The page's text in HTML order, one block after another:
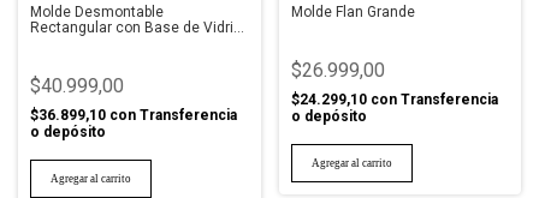
Molde Desmontable
Rectangular con Base de Vidrio
$40.999,00
$36.899,10 con Transferencia
o depósito
Molde Flan Grande
$26.999,00
$24.299,10 con Transferencia
o depósito